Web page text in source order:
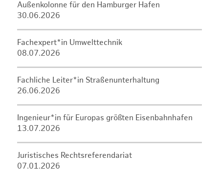
Außenkolonne für den Hamburger Hafen
30.06.2026
Fachexpert*in Umwelttechnik
08.07.2026
Fachliche Leiter*in Straßenunterhaltung
26.06.2026
Ingenieur*in für Europas größten Eisenbahnhafen
13.07.2026
Juristisches Rechtsreferendariat
07.01.2026